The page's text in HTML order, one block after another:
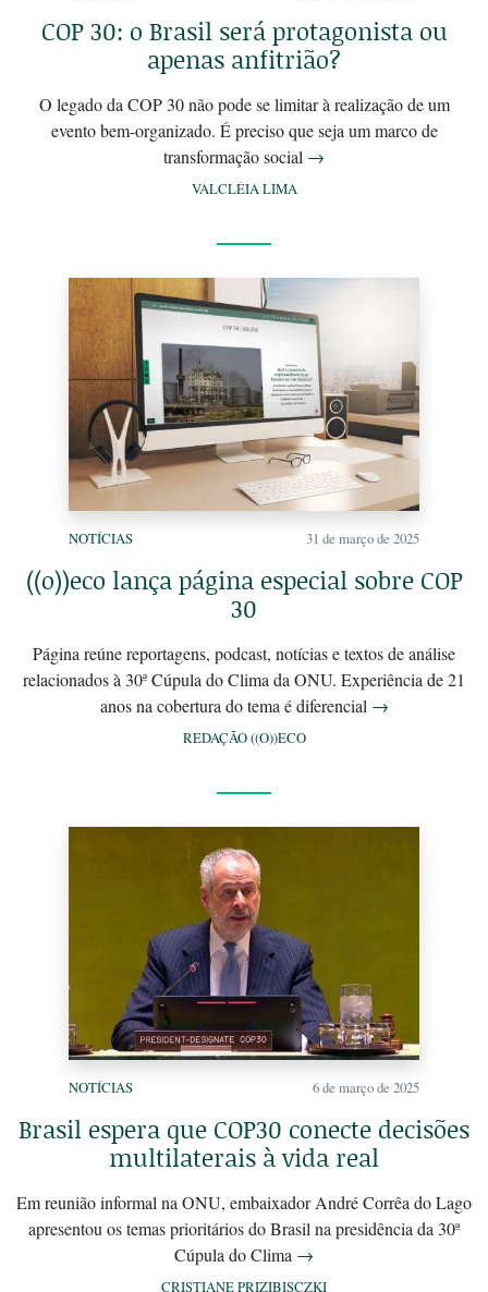
COP 30: o Brasil será protagonista ou
apenas anfitrião?
O legado da COP 30 não pode se limitar à realização de um
evento bem-organizado. É preciso que seja um marco de
transformação social →
VALCLÉIA LIMA
NOTÍCIAS 31 de março de 2025
((o))eco lança página especial sobre COP
30
Página reúne reportagens, podcast, notícias e textos de análise
relacionados à 30ª Cúpula do Clima da ONU. Experiência de 21
anos na cobertura do tema é diferencial →
REDAÇÃO ((O))ECO
NOTÍCIAS 6 de março de 2025
Brasil espera que COP30 conecte decisões
multilaterais à vida real
Em reunião informal na ONU, embaixador André Corrêa do Lago
apresentou os temas prioritários do Brasil na presidência da 30ª
Cúpula do Clima →
CRISTIANE PRIZIBISCZKI